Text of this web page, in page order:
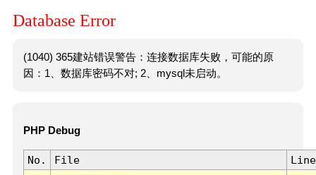
Database Error
(1040) 365建站错误警告：连接数据库失败，可能的原
因：1、数据库密码不对; 2、mysql未启动。
PHP Debug
No. File
Line